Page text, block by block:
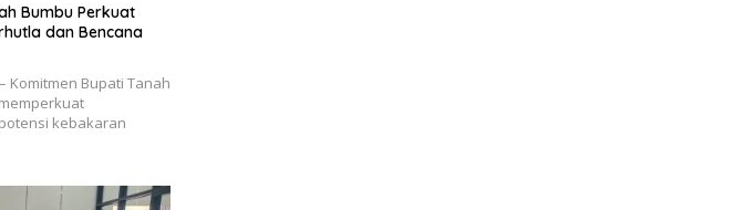
Bumbu Perkuat
dan Bencana
Komitmen Bupati Tanah
kebakaran